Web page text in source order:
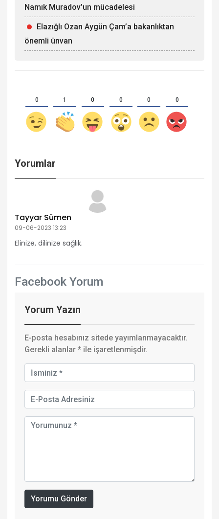
Namık Muradov’un mücadelesi
Elazığlı Ozan Aygün Çam’a bakanlıktan
önemli ünvan
0 1 0 0 0 0
Yorumlar
Tayyar Sümen
09-06-2023 13:23
Elinize, dilinize sağlık.
Facebook Yorum
Yorum Yazın
E-posta hesabınız sitede yayımlanmayacaktır.
Gerekli alanlar * ile işaretlenmişdir.
Yorumu Gönder